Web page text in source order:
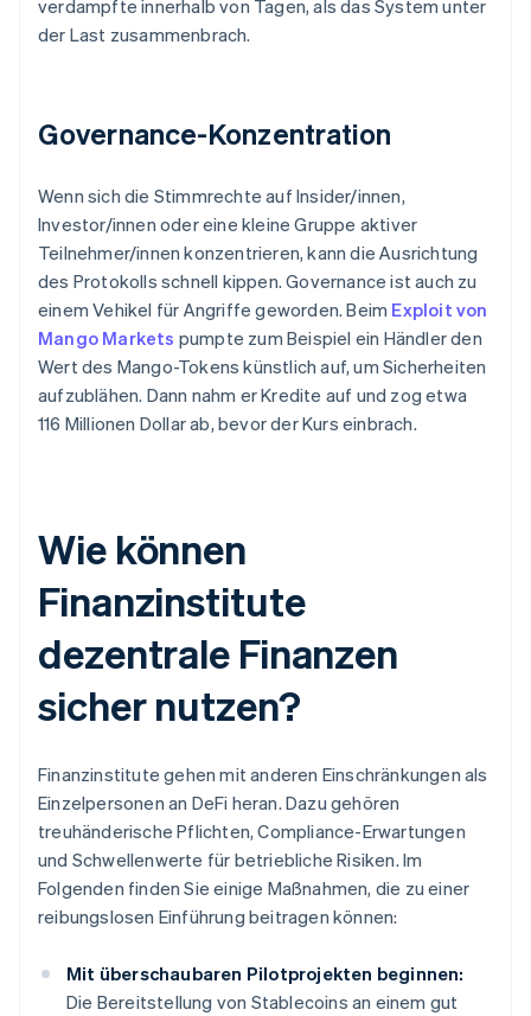
verdampfte innerhalb von Tagen, als das System unter
der Last zusammenbrach.
Governance-Konzentration
Wenn sich die Stimmrechte auf Insider/innen,
Investor/innen oder eine kleine Gruppe aktiver
Teilnehmer/innen konzentrieren, kann die Ausrichtung
des Protokolls schnell kippen. Governance ist auch zu
einem Vehikel für Angriffe geworden. Beim Exploit von
Mango Markets pumpte zum Beispiel ein Händler den
Wert des Mango-Tokens künstlich auf, um Sicherheiten
aufzublähen. Dann nahm er Kredite auf und zog etwa
116 Millionen Dollar ab, bevor der Kurs einbrach.
Wie können
Finanzinstitute
dezentrale Finanzen
sicher nutzen?
Finanzinstitute gehen mit anderen Einschränkungen als
Einzelpersonen an DeFi heran. Dazu gehören
treuhänderische Pflichten, Compliance-Erwartungen
und Schwellenwerte für betriebliche Risiken. Im
Folgenden finden Sie einige Maßnahmen, die zu einer
reibungslosen Einführung beitragen können:
Mit überschaubaren Pilotprojekten beginnen:
Die Bereitstellung von Stablecoins an einem gut